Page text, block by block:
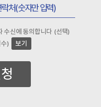
수신에 동의합니다 (선택)
)
보기